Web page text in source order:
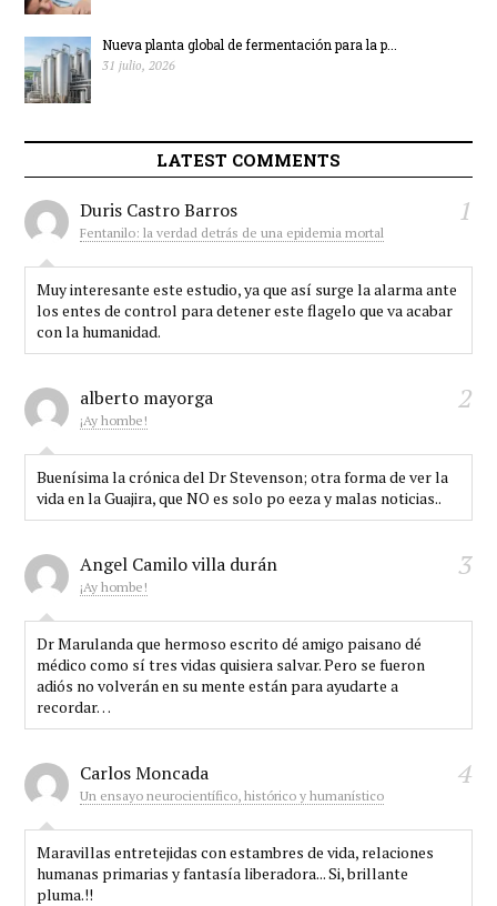
Nueva planta global de fermentación para la p...
31 julio, 2026
LATEST COMMENTS
Duris Castro Barros 1
Fentanilo: la verdad detrás de una epidemia mortal
Muy interesante este estudio, ya que así surge la alarma ante
los entes de control para detener este flagelo que va acabar
con la humanidad.
alberto mayorga 2
¡Ay hombe!
Buenísima la crónica del Dr Stevenson; otra forma de ver la
vida en la Guajira, que NO es solo po eeza y malas noticias..
Angel Camilo villa durán 3
¡Ay hombe!
Dr Marulanda que hermoso escrito dé amigo paisano dé
médico como sí tres vidas quisiera salvar. Pero se fueron
adiós no volverán en su mente están para ayudarte a
recordar…
Carlos Moncada 4
Un ensayo neurocientífico, histórico y humanístico
Maravillas entretejidas con estambres de vida, relaciones
humanas primarias y fantasía liberadora... Si, brillante
pluma.!!